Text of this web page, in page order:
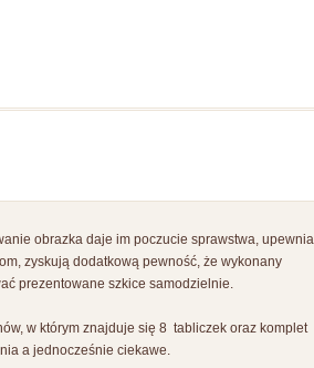
obrazka daje im poczucie sprawstwa, upewnia
zyskują dodatkową pewność, że wykonany
prezentowane szkice samodzielnie.
w którym znajduje się 8 tabliczek oraz komplet
a jednocześnie ciekawe.